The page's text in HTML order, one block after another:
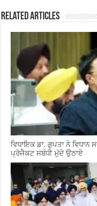
Related Articles
ਵਿਧਾਇਕ ਡਾ. ਗੁਪਤਾ ਨੇ ਵਿਧਾਨ
ਪ੍ਰੋਜੈਕਟ ਸਬੰਧੀ ਮੁੱਦੇ ਉਠਾਏ